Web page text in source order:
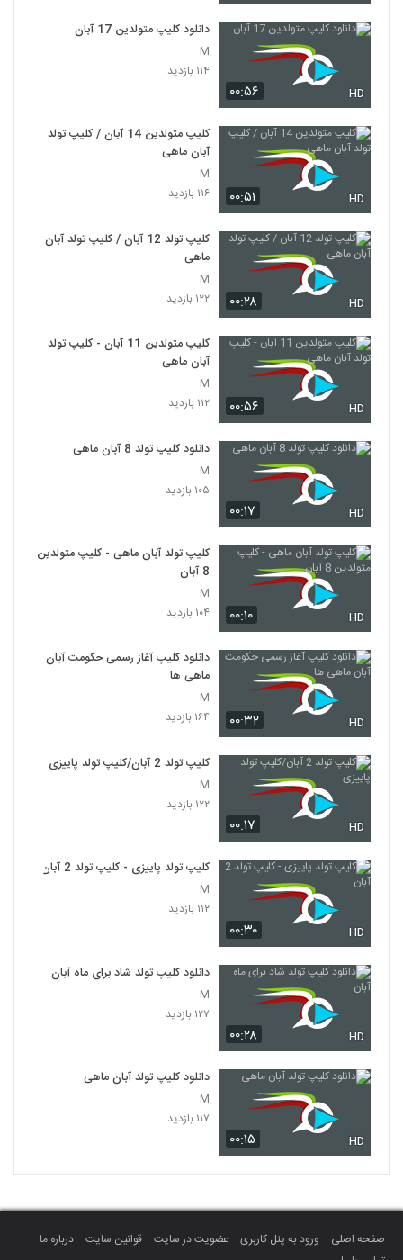
۰۰:۵۶ HD
دانلود کلیپ متولدین 17 آبان
M
۱۱۴ بازدید
۰۰:۵۱ HD
کلیپ متولدین 14 آبان / کلیپ تولد
آبان ماهی
M
۱۱۶ بازدید
۰۰:۲۸ HD
کلیپ تولد 12 آبان / کلیپ تولد آبان
ماهی
M
۱۲۲ بازدید
۰۰:۵۶ HD
کلیپ متولدین 11 آبان - کلیپ تولد
آبان ماهی
M
۱۱۲ بازدید
۰۰:۱۷ HD
دانلود کلیپ تولد 8 آبان ماهی
M
۱۰۵ بازدید
۰۰:۱۰ HD
کلیپ تولد آبان ماهی - کلیپ متولدین
8 آبان
M
۱۰۴ بازدید
۰۰:۳۲ HD
دانلود کلیپ آغاز رسمی حکومت آبان
ماهی ها
M
۱۶۴ بازدید
۰۰:۱۷ HD
کلیپ تولد 2 آبان/کلیپ تولد پاییزی
M
۱۲۲ بازدید
۰۰:۳۰ HD
کلیپ تولد پاییزی - کلیپ تولد 2 آبان
M
۱۱۲ بازدید
۰۰:۲۸ HD
دانلود کلیپ تولد شاد برای ماه آبان
M
۱۲۷ بازدید
۰۰:۱۵ HD
دانلود کلیپ تولد آبان ماهی
M
۱۱۷ بازدید
صفحه اصلی ورود به پنل کاربری عضویت در سایت قوانین سایت
درباره ما